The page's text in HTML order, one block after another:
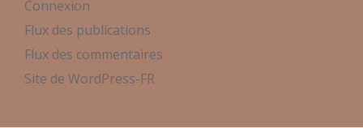
Connexion
Flux des publications
Flux des commentaires
Site de WordPress-FR